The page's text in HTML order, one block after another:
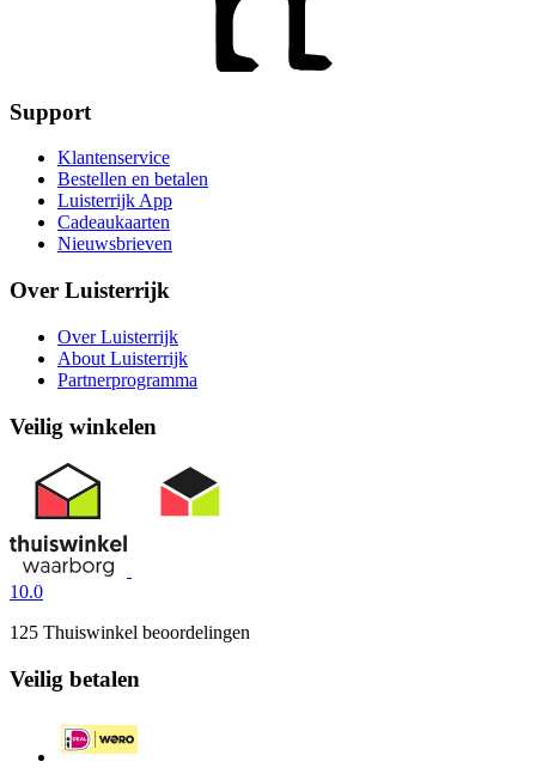
Support
Klantenservice
Bestellen en betalen
Luisterrijk App
Cadeaukaarten
Nieuwsbrieven
Over Luisterrijk
Over Luisterrijk
About Luisterrijk
Partnerprogramma
Veilig winkelen
10.0
125 Thuiswinkel beoordelingen
Veilig betalen